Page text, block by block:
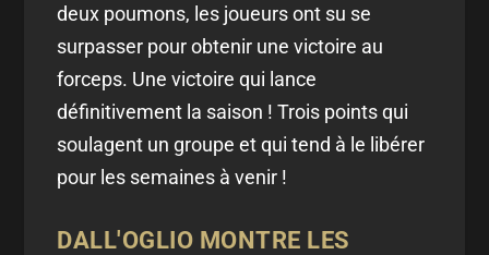
deux poumons, les joueurs ont su se
surpasser pour obtenir une victoire au
forceps. Une victoire qui lance
définitivement la saison ! Trois points qui
soulagent un groupe et qui tend à le libérer
pour les semaines à venir !
DALL'OGLIO MONTRE LES